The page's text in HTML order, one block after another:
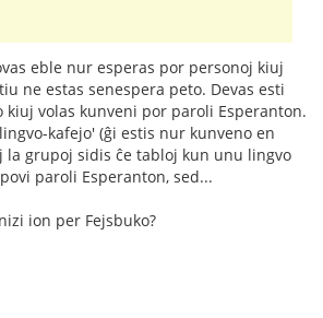
eble nur esperas por personoj kiuj
ne estas senespera peto. Devas esti
kiuj volas kunveni por paroli Esperanton.
kafejo' (ĝi estis nur kunveno en
la grupoj sidis ĉe tabloj kun unu lingvo
paroli Esperanton, sed...
ion per Fejsbuko?